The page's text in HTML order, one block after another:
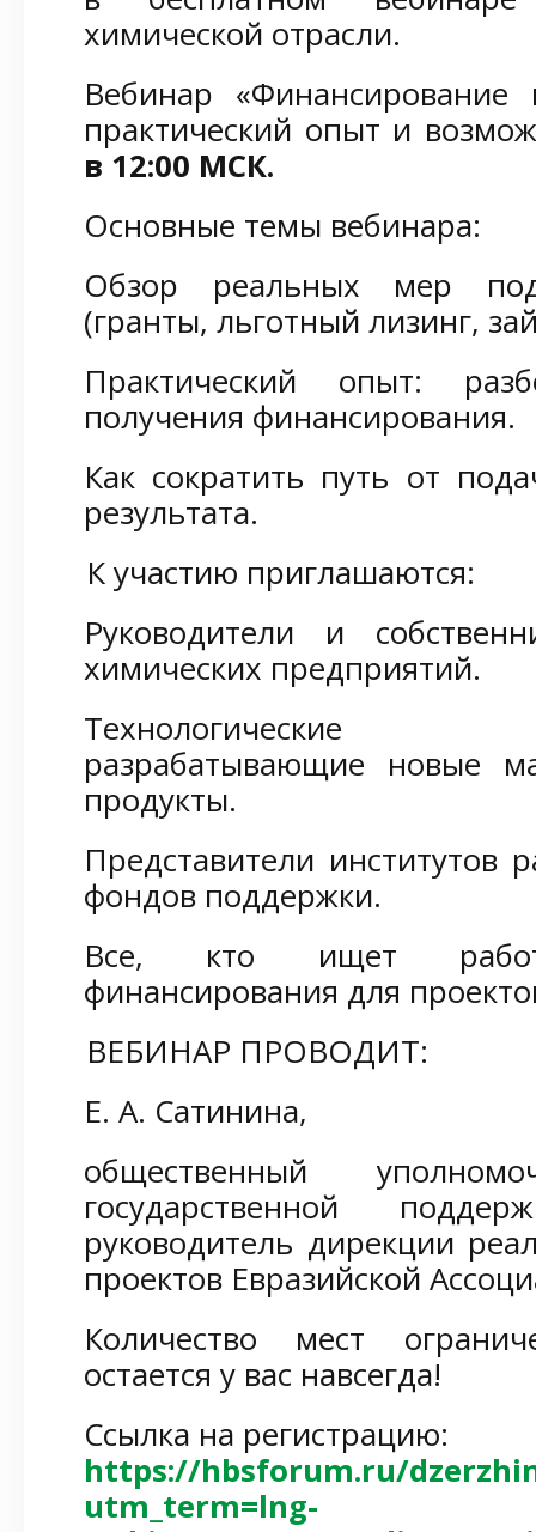
химической отрасли.
Вебинар
практический опыт и
в 12:00 МСК.
Основные темы вебинара:
Обзор реальных мер
(гранты, льготный лизинг,
Практический опыт:
получения финансирования.
Как сократить путь от
результата.
К участию приглашаются:
Руководители и
химических предприятий.
Технологические
разрабатывающие новые
продукты.
Представители институтов
фондов поддержки.
Все, кто ищет
финансирования для
ВЕБИНАР ПРОВОДИТ:
Е. А. Сатинина,
общественный
государственной
руководитель дирекции
проектов Евразийской
Количество мест
остается у вас навсегда!
Ссылка на регистрацию:
https://hbsforum.ru/
utm_term=lng-